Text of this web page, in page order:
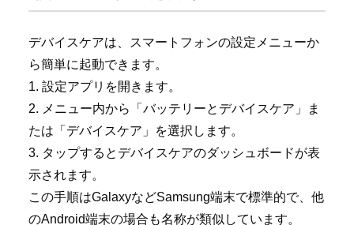
デバイスケアは、スマートフォンの設定メニューか
ら簡単に起動できます。
1. 設定アプリを開きます。
2. メニュー内から「バッテリーとデバイスケア」ま
たは「デバイスケア」を選択します。
3. タップするとデバイスケアのダッシュボードが表
示されます。
この手順はGalaxyなどSamsung端末で標準的で、他
のAndroid端末の場合も名称が類似しています。